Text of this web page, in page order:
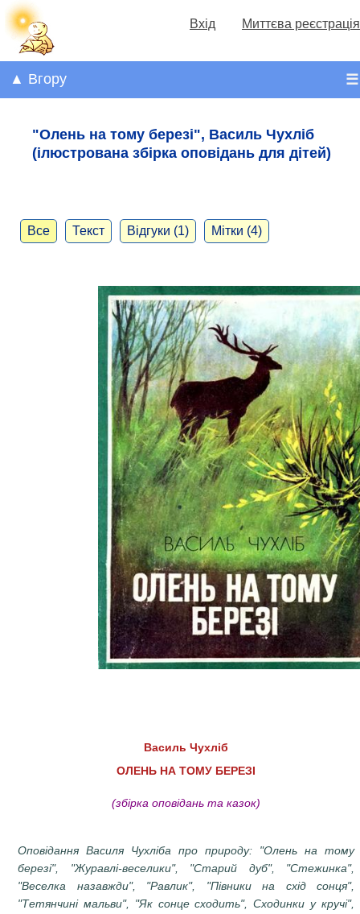
Вхід Миттєва реєстрація
☰
▲ Вгору
"Олень на тому березі", Василь Чухліб
(ілюстрована збірка оповідань для дітей)
Все Текст Відгуки (1) Мітки (4)
Василь Чухліб
ОЛЕНЬ НА ТОМУ БЕРЕЗІ
(збірка оповідань та казок)
Оповідання Василя Чухліба про природу: "Олень на тому
березі", "Журавлі-веселики", "Старий дуб", "Стежинка",
"Веселка назавжди", "Равлик", "Півники на схід сонця",
"Тетянчині мальви", "Як сонце сходить", Сходинки у кручі",